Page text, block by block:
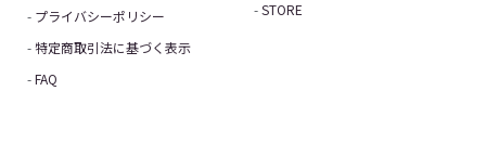
プライバシーポリシー
特定商取引法に基づく表示
FAQ
STORE